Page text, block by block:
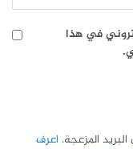
في هذا
المزعجة. اعرف